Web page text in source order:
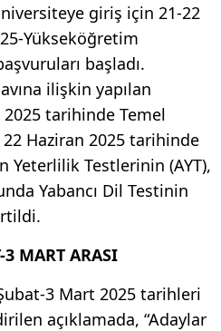
giriş için 21-22
Yükseköğretim
başladı.
ilişkin yapılan
2025 tarihinde Temel
Haziran 2025 tarihinde
Yeterlilik Testlerinin (AYT),
Yabancı Dil Testinin
3 MART ARASI
3 Mart 2025 tarihleri
açıklamada, “Adaylar